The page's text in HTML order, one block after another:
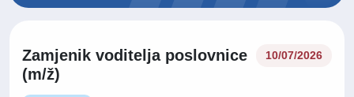
Zamjenik voditelja poslovnice
(m/ž)
10/07/2026